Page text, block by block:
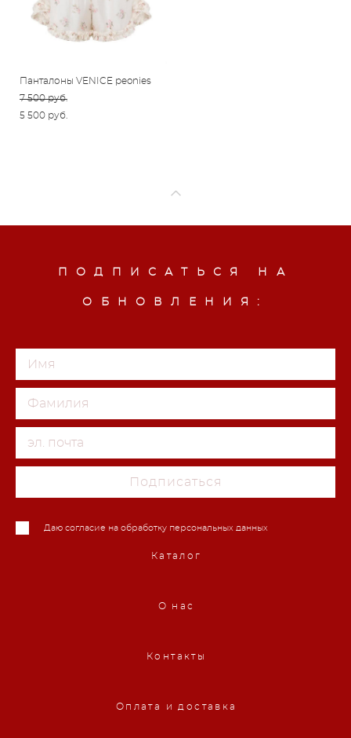
Панталоны VENICE peonies
7 500 pуб.
5 500 pуб.
ПОДПИСАТЬСЯ НА
ОБНОВЛЕНИЯ:
Подписаться
Даю согласие на обработку персональных данных
Каталог
О нас
Контакты
Оплата и доставка